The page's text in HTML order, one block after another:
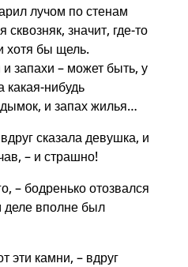
лучом по стенам
значит, где-то
хотя бы щель.
запахи – может быть, у
какая-нибудь
дымок, и запах жилья…
сказала девушка, и
– и страшно!
– бодренько отозвался
деле вполне был
эти камни, – вдруг